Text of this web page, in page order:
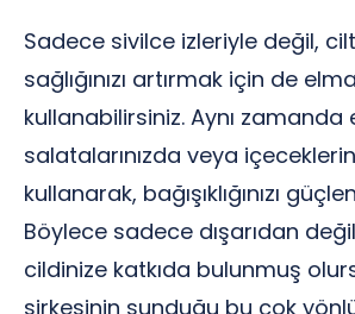
Sadece sivilce izleriyle değil,
sağlığınızı artırmak için de
kullanabilirsiniz. Aynı zamanda
salatalarınızda veya
kullanarak, bağışıklığınızı
Böylece sadece dışarıdan
cildinize katkıda bulunmuş
sirkesinin sunduğu bu çok